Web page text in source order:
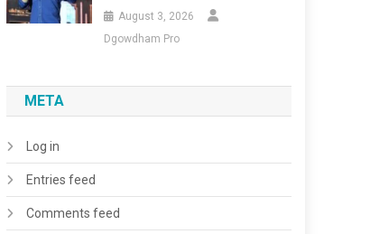
August 3, 2026
Dgowdham Pro
META
Log in
Entries feed
Comments feed